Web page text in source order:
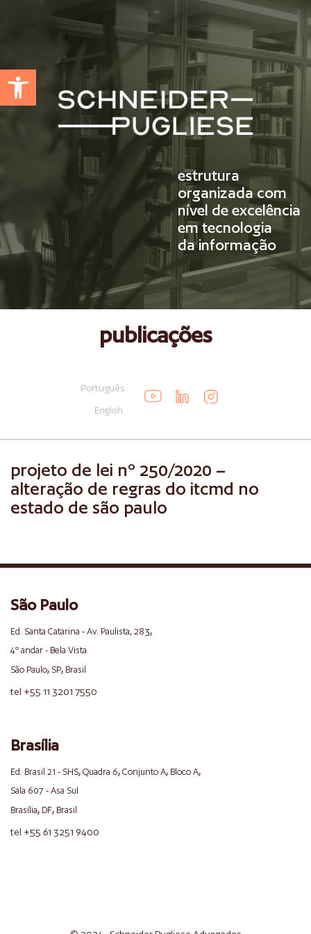
Abrir a barra de ferramentas
estrutura
organizada com
nível de excelência
em tecnologia
da informação
publicações
Português
English
projeto de lei nº 250/2020 –
alteração de regras do itcmd no
estado de são paulo
São Paulo
Ed. Santa Catarina - Av. Paulista, 283,
4º andar - Bela Vista
São Paulo, SP, Brasil
tel +55 11 3201 7550
Brasília
Ed. Brasil 21 - SHS, Quadra 6, Conjunto A, Bloco A,
Sala 607 - Asa Sul
Brasília, DF, Brasil
tel +55 61 3251 9400